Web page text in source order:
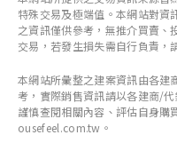
特殊交易及極端值。本網站對資
之資訊僅供參考，無推介買賣、
交易，若發生損失需自行負責，
本網站所彙整之建案資訊由各建
考，實際銷售資訊請以各建商/
謹慎查閱相關內容、評估自身購
ousefeel.com.tw。